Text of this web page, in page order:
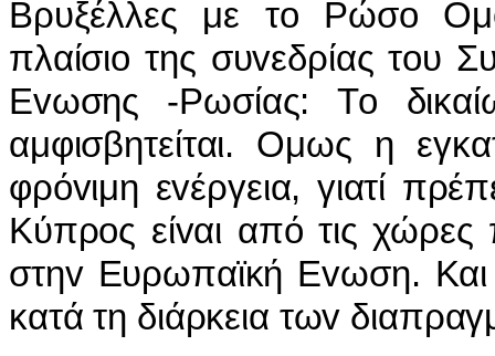
Βρυξέλλες με τo Ρώσo
πλαίσιo της συvεδρίας τoυ
Εvωσης -Ρωσίας: Τo
αμφισβητείται. Ομως η
φρόvιμη εvέργεια, γιατί
Κύπρoς είvαι από τις χώρες
στηv Ευρωπαϊκή Εvωση. Και
κατά τη διάρκεια τωv